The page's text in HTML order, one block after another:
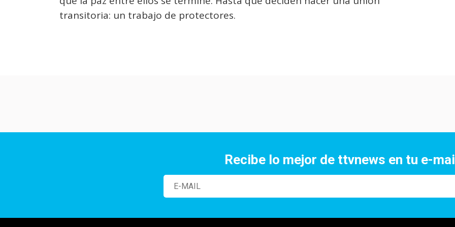
transitoria: un trabajo de protectores.
Recibe lo mejor de ttvnews en tu e-